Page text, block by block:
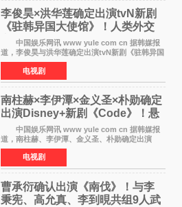
李俊昊×洪华莲确定出演tvN新剧
《驻韩异国大使馆》！人类外交
官与“龙”大使的奇幻
中国娱乐网讯 www yule com cn 据韩媒报
道，李俊昊与洪华莲确定出演tvN新剧《驻韩异国
大使馆》，分别担任男女主角，引发期待。
该剧讲述了一位因管理驻韩异国大使馆（负责管
理居住在大韩
电视剧
南柱赫×李伊潭×金义圣×朴勋确定
出演Disney+新剧《Code》！悬
疑犯罪惊悚明年上线
中国娱乐网讯 www yule com cn 据韩媒报
道，南柱赫、李伊潭、金义圣、朴勋确定出演
Disney+新剧《Code》，该剧预计将于明年播
出，引发高度关注。 本剧改编自同名人气台
剧，讲述了一位往来
电视剧
曹承衍确认出演《南伐》！与李
秉宪、高允真、李到晛共组9人武